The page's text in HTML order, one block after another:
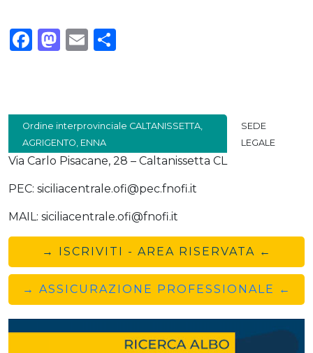
Facebook
Mastodon
Email
Ordine interprovinciale CALTANISSETTA,
AGRIGENTO, ENNA
SEDE
LEGALE
Via Carlo Pisacane, 28 – Caltanissetta CL
PEC: siciliacentrale.ofi@pec.fnofi.it
MAIL: siciliacentrale.ofi@fnofi.it
→ ISCRIVITI - AREA RISERVATA ←
→ ASSICURAZIONE PROFESSIONALE ←